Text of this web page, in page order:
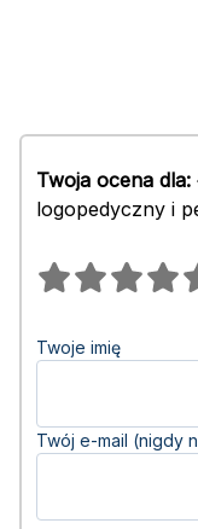
Twoja ocena dla:
logopedyczny i
Twoje imię
Twój e-mail (nigdy